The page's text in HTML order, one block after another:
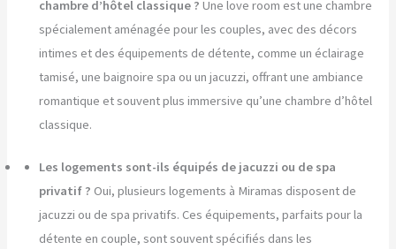
chambre d’hôtel classique ? Une love room est une chambre
spécialement aménagée pour les couples, avec des décors
intimes et des équipements de détente, comme un éclairage
tamisé, une baignoire spa ou un jacuzzi, offrant une ambiance
romantique et souvent plus immersive qu’une chambre d’hôtel
classique.
Les logements sont-ils équipés de jacuzzi ou de spa
privatif ? Oui, plusieurs logements à Miramas disposent de
jacuzzi ou de spa privatifs. Ces équipements, parfaits pour la
détente en couple, sont souvent spécifiés dans les